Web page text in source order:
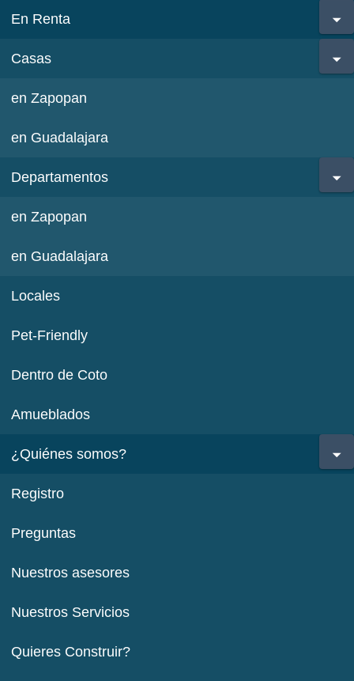
En Renta
Casas
en Zapopan
en Guadalajara
Departamentos
en Zapopan
en Guadalajara
Locales
Pet-Friendly
Dentro de Coto
Amueblados
¿Quiénes somos?
Registro
Preguntas
Nuestros asesores
Nuestros Servicios
Quieres Construir?